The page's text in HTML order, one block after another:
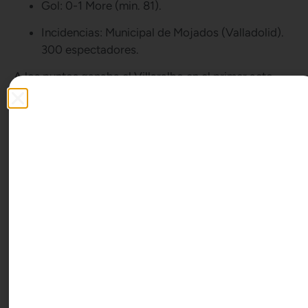
Gol: 0-1 More (min. 81).
Incidencias: Municipal de Mojados (Valladolid).
300 espectadores.
A los puntos ganaba el Villaralbo en el primer acto,
pero en cuanto a peligro iban igualados. Por supuesto
también a los goles, que ni llegaban ni se esperaban. A